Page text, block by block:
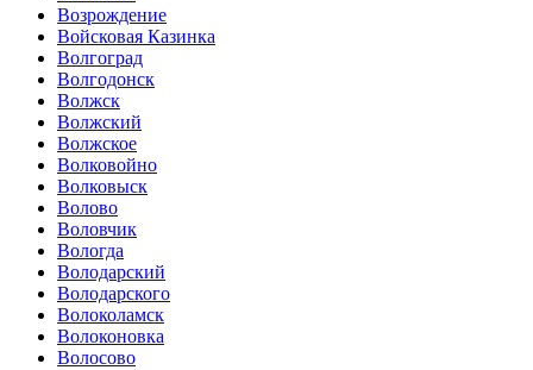
Возрождение
Войсковая Казинка
Волгоград
Волгодонск
Волжск
Волжский
Волжское
Волковойно
Волковыск
Волово
Воловчик
Вологда
Володарский
Володарского
Волоколамск
Волоконовка
Волосово